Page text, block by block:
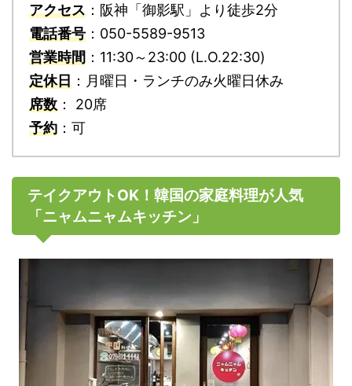
アクセス ：阪神「御影駅」より徒歩2分
電話番号 ：050-5589-9513
営業時間 ：11:30～23:00 (L.O.22:30)
定休日 ：月曜日・ランチのみ火曜日休み
席数 ： 20席
予約 ：可
テイクアウトOK！韓国の家庭料理が人気
「ニャムニャムキッチン」